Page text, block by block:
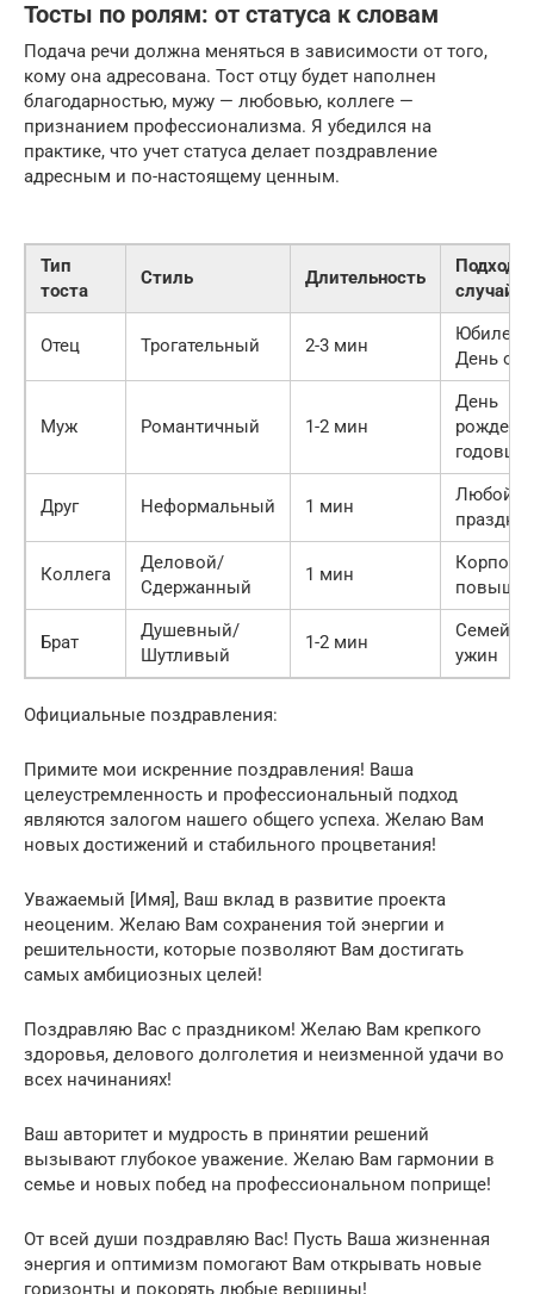
Тосты по ролям: от статуса к словам
Подача речи должна меняться в зависимости от того,
кому она адресована. Тост отцу будет наполнен
благодарностью, мужу — любовью, коллеге —
признанием профессионализма. Я убедился на
практике, что учет статуса делает поздравление
адресным и по-настоящему ценным.
Тип
тоста
Стиль Длительность
случай
Отец Трогательный 2-3 мин
Юбилей,
День
Муж Романтичный 1-2 мин
День
Друг Неформальный 1 мин
Любой
Коллега
Деловой/
Сдержанный
1 мин
Брат
Душевный/
Шутливый
1-2 мин
ужин
Официальные поздравления:
Примите мои искренние поздравления! Ваша
целеустремленность и профессиональный подход
являются залогом нашего общего успеха. Желаю Вам
новых достижений и стабильного процветания!
Уважаемый [Имя], Ваш вклад в развитие проекта
неоценим. Желаю Вам сохранения той энергии и
решительности, которые позволяют Вам достигать
самых амбициозных целей!
Поздравляю Вас с праздником! Желаю Вам крепкого
здоровья, делового долголетия и неизменной удачи во
всех начинаниях!
Ваш авторитет и мудрость в принятии решений
вызывают глубокое уважение. Желаю Вам гармонии в
семье и новых побед на профессиональном поприще!
От всей души поздравляю Вас! Пусть Ваша жизненная
энергия и оптимизм помогают Вам открывать новые
горизонты и покорять любые вершины!